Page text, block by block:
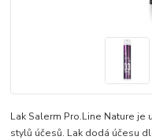
Lak Salerm Pro.Line Nature
stylů účesů. Lak dodá účesu